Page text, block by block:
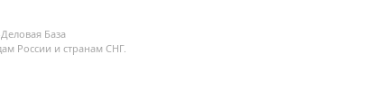
База
России и странам СНГ.